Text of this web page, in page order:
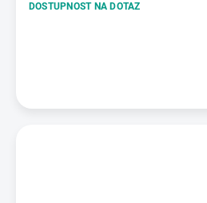
DOSTUPNOST NA DOTAZ